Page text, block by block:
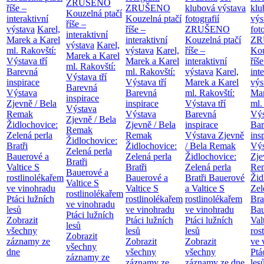
říše –
interaktivní
výstava Karel,
Marek a Karel
ml. Rakovští:
Výstava tří
Barevná
inspirace
Výstava
Zjevně / Bela
Remak
Židlochovice:
Zelená perla
Bratři
Bauerové a
Valtice S
rostlinolékařem
ve vinohradu
Ptáci lužních
lesů
Zobrazit
všechny
záznamy ze
dne
ZRUŠENO
Kouzelná ptačí
říše –
interaktivní
výstava Karel,
Marek a Karel
ml. Rakovští:
Výstava tří
Barevná
inspirace
Výstava
Zjevně / Bela
Remak
Židlochovice:
Zelená perla
Bratři
Bauerové a
Valtice S
rostlinolékařem
ve vinohradu
Ptáci lužních
lesů
Zobrazit
všechny
záznamy ze
ZRUŠENO
Kouzelná ptačí
říše –
interaktivní
výstava Karel,
Marek a Karel
ml. Rakovští:
Výstava tří
Barevná
inspirace
Výstava
Zjevně / Bela
Remak
Židlochovice:
Zelená perla
Bratři
Bauerové a
Valtice S
rostlinolékařem
ve vinohradu
Ptáci lužních
lesů
Zobrazit
všechny
klubová výstava
fotografií
ZRUŠENO
Kouzelná ptačí
říše –
interaktivní
výstava Karel,
Marek a Karel
ml. Rakovští:
Výstava tří
Barevná
inspirace
Výstava Zjevně
/ Bela Remak
Židlochovice:
Zelená perla
Bratři Bauerové
a Valtice S
rostlinolékařem
ve vinohradu
Ptáci lužních
lesů
Zobrazit
všechny
ml.
ve